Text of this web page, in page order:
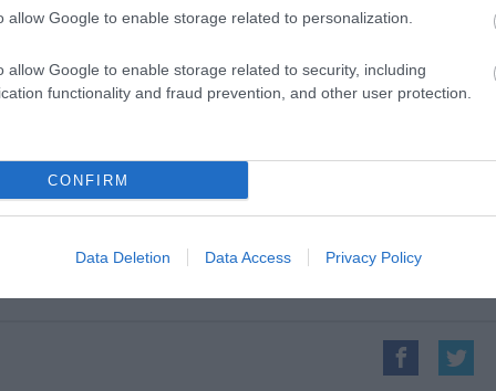
allow Google to enable storage related to personalization.
allow Google to enable storage related to security, including
functionality and fraud prevention, and other user protection.
CONFIRM
Data Deletion Data Access Privacy Policy
Moldován Ákos
György.
Forrás: viziszinhaz.com,